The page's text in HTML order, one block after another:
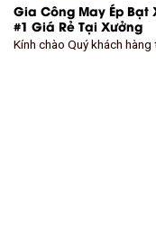
Gia Công May Ép Bạt
#1 Giá Rẻ Tại Xưởng
Kính chào Quý khách